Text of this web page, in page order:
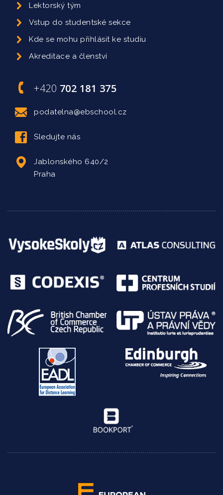
Lektorský tým
Vstup do studentské sekce
Kde se mohu přihlásit ke studiu
Akreditace a členství
+420 702 181 375
podatelna@ebschool.cz
Sledujte nás
Jablonského 640/2
Praha